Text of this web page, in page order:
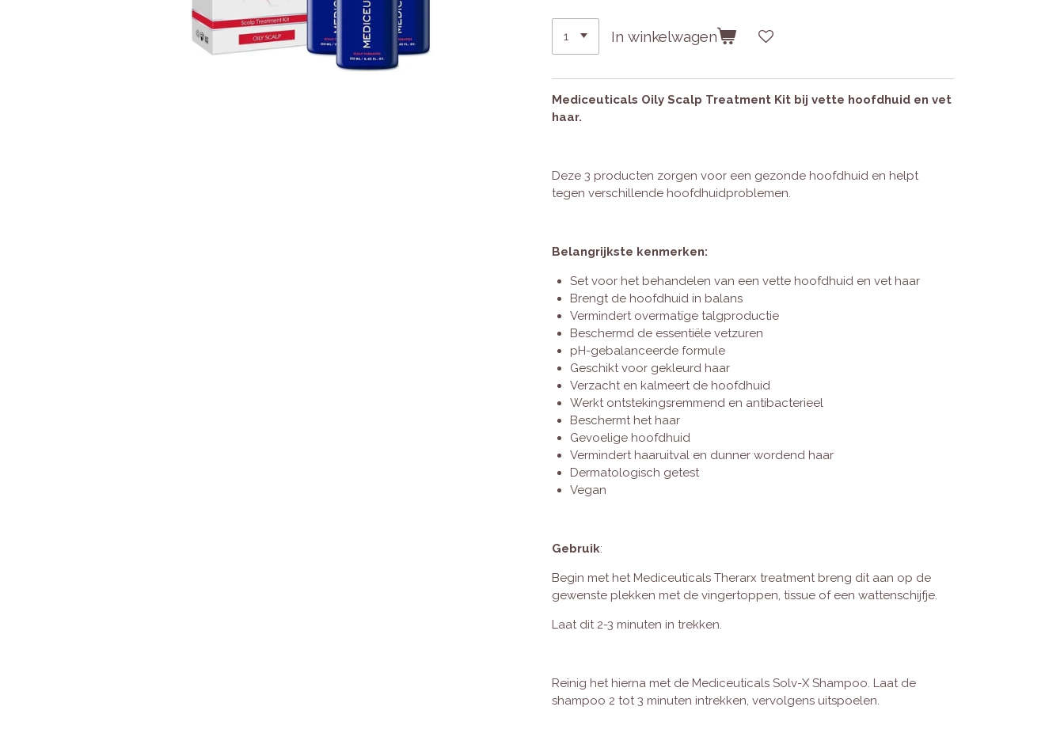
In winkelwagen
Mediceuticals Oily Scalp Treatment Kit bij vette hoofdhuid en vet
haar.
Deze 3 producten zorgen voor een gezonde hoofdhuid en helpt
tegen verschillende hoofdhuidproblemen.
Belangrijkste kenmerken:
Set voor het behandelen van een vette hoofdhuid en vet haar
Brengt de hoofdhuid in balans
Vermindert overmatige talgproductie
Beschermd de essentiële vetzuren
pH-gebalanceerde formule
Geschikt voor gekleurd haar
Verzacht en kalmeert de hoofdhuid
Werkt ontstekingsremmend en antibacterieel
Beschermt het haar
Gevoelige hoofdhuid
Vermindert haaruitval en dunner wordend haar
Dermatologisch getest
Vegan
Gebruik:
Begin met het Mediceuticals Therarx treatment breng dit aan op de
gewenste plekken met de vingertoppen, tissue of een wattenschijfje.
Laat dit 2-3 minuten in trekken.
Reinig het hierna met de Mediceuticals Solv-X Shampoo. Laat de
shampoo 2 tot 3 minuten intrekken, vervolgens uitspoelen.